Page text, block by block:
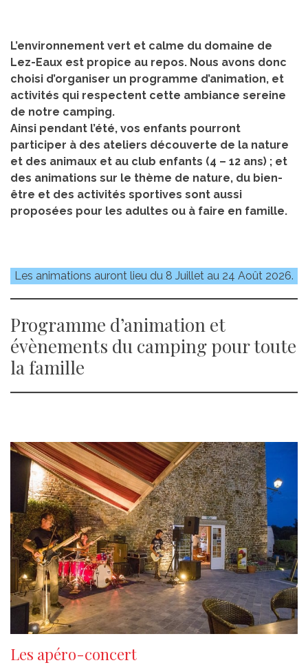
L’environnement vert et calme du domaine de
Lez-Eaux est propice au repos. Nous avons donc
choisi d’organiser un programme d’animation, et
activités qui respectent cette ambiance sereine
de notre camping.
Ainsi pendant l’été, vos enfants pourront
participer à des ateliers découverte de la nature
et des animaux et au club enfants (4 – 12 ans) ; et
des animations sur le thème de nature, du bien-
être et des activités sportives sont aussi
proposées pour les adultes ou à faire en famille.
Les animations auront lieu du 8 Juillet au 24 Août 2026.
Programme d’animation et
évènements du camping pour toute
la famille
Les apéro-concert